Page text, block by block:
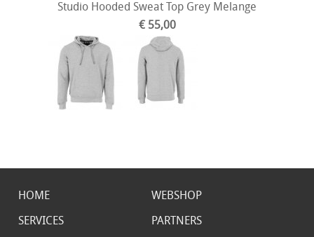
Studio Hooded Sweat Top Grey Melange
€ 55,00
HOME
WEBSHOP
SERVICES
PARTNERS